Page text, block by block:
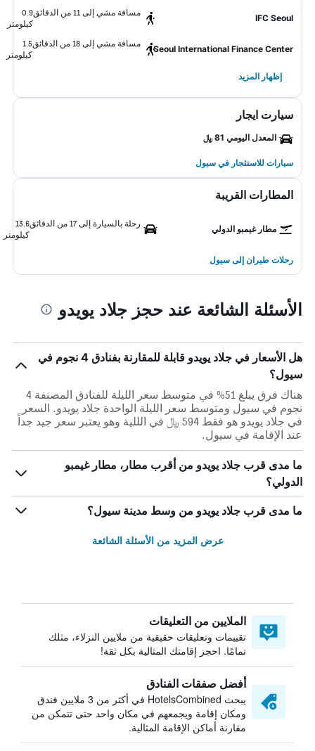
IFC Seoul
مسافة مشي إلى 11 من الدقائق
0.9
كيلومتر
Seoul International Finance Center
مسافة مشي إلى 18 من الدقائق
1.5
كيلومتر
إظهار المزيد
سيارت ايجار
المعدل اليومي 81 ﷼
سيارات للاستئجار في سيول
المطارات القريبة
مطار غيمبو الدولي
رحلة بالسيارة إلى 17 من الدقائق
13.6
كيلومتر
رحلات طيران إلى سيول
الأسئلة الشائعة عند حجز جلاد يويدو
هل الأسعار في جلاد يويدو قابلة للمقارنة بفنادق 4 نجوم في
سيول؟
هناك فرق يبلغ 51% في متوسط ​​سعر الليلة للفنادق المصنفة 4
نجوم في سيول ومتوسط ​​سعر الليلة الواحدة جلاد يويدو. السعر
في جلاد يويدو هو فقط 594 ﷼ في الللية وهو يعتبر سعر جيد جداً
عند الإقامة في سيول.
ما مدى قرب جلاد يويدو من أقرب مطار، مطار غيمبو
الدولي؟
ما مدى قرب جلاد يويدو من وسط مدينة سيول؟
عرض المزيد من الأسئلة الشائعة
الملايين من التعليقات
تقييمات وتعليقات حقيقية من ملايين النزلاء، مثلك
تمامًا. احجز إقامتك المثالية بكل ثقة!
أفضل صفقات الفنادق
يبحث HotelsCombined في أكثر من 3 ملايين فندق
ومكان إقامة ويجمعهم في مكان واحد حتى تتمكن من
مقارنة أماكن الإقامة المثالية.